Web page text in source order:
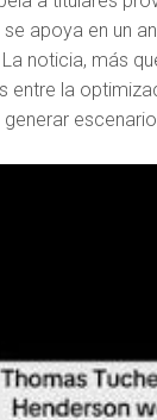
apoya en un
noticia, más
entre la